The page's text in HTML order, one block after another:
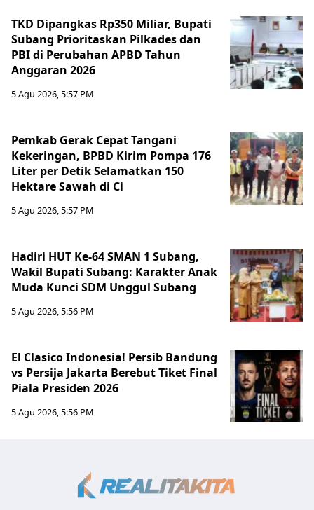
TKD Dipangkas Rp350 Miliar, Bupati
Subang Prioritaskan Pilkades dan
PBI di Perubahan APBD Tahun
Anggaran 2026
5 Agu 2026, 5:57 PM
Pemkab Gerak Cepat Tangani
Kekeringan, BPBD Kirim Pompa 176
Liter per Detik Selamatkan 150
Hektare Sawah di Ci
5 Agu 2026, 5:57 PM
Hadiri HUT Ke-64 SMAN 1 Subang,
Wakil Bupati Subang: Karakter Anak
Muda Kunci SDM Unggul Subang
5 Agu 2026, 5:56 PM
El Clasico Indonesia! Persib Bandung
vs Persija Jakarta Berebut Tiket Final
Piala Presiden 2026
5 Agu 2026, 5:56 PM